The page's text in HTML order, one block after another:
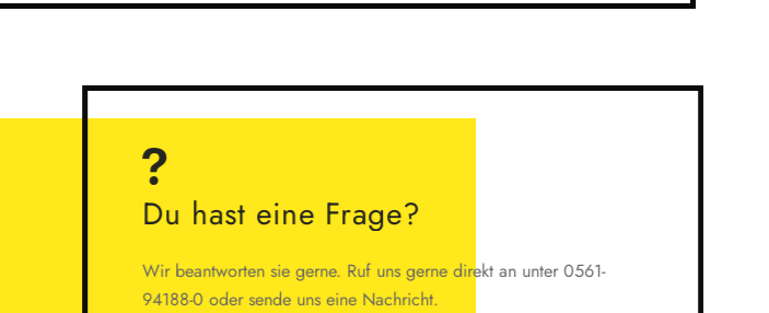
Du hast eine Frage?
Wir beantworten sie gerne. Ruf uns gerne direkt an unter 0561-
94188-0 oder sende uns eine Nachricht.